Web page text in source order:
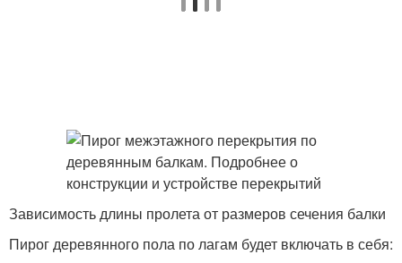
Зависимость длины пролета от размеров сечения балки
Пирог деревянного пола по лагам будет включать в себя: